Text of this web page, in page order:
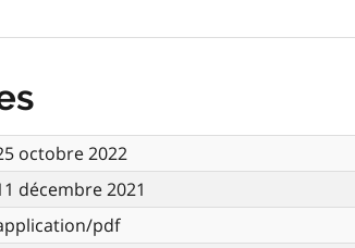
octobre 2022
décembre 2021
pdf